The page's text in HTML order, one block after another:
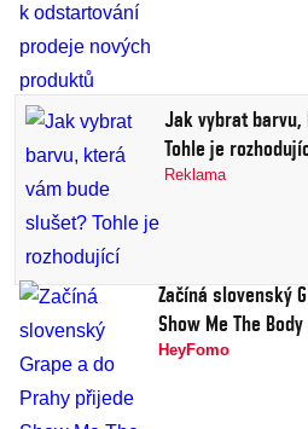
Jak vybrat
Tohle je
Reklama
Začíná slovenský
Show Me The Body
HeyFomo